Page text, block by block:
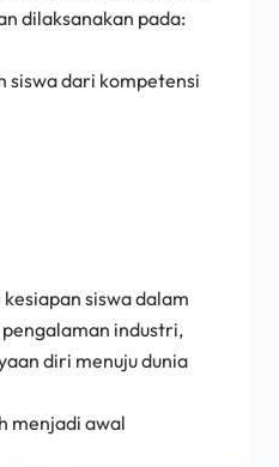
dilaksanakan pada:
siswa dari kompetensi
siswa dalam
industri,
diri menuju dunia
menjadi awal